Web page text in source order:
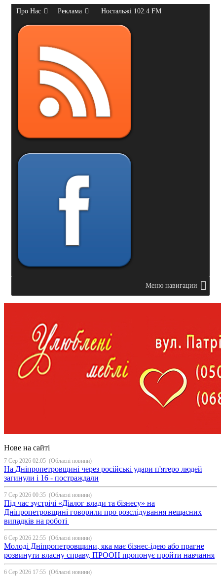
Про Нас Реклама Ностальжі 102.4 FM
Меню навигации
Нове на сайті
7 Сер 2026 02:05 (Обласні новини)
На Дніпропетровщині через російські удари п'ятеро людей
загинули і 16 - постраждали
7 Сер 2026 00:35 (Обласні новини)
Під час зустрічі «Діалог влади та бізнесу» на
Дніпропетровщині говорили про розслідування нещасних
випадків на роботі
6 Сер 2026 22:55 (Обласні новини)
Молоді Дніпропетровщини, яка має бізнес-ідею або прагне
розвинути власну справу, ПРООН пропонує пройти навчання
6 Сер 2026 17:55 (Обласні новини)